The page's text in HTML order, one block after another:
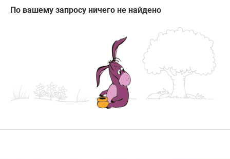
По вашему запросу ничего не найдено